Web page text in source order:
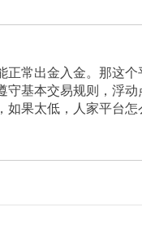
正常出金入金。那这
守基本交易规则，浮
果太低，人家平台怎